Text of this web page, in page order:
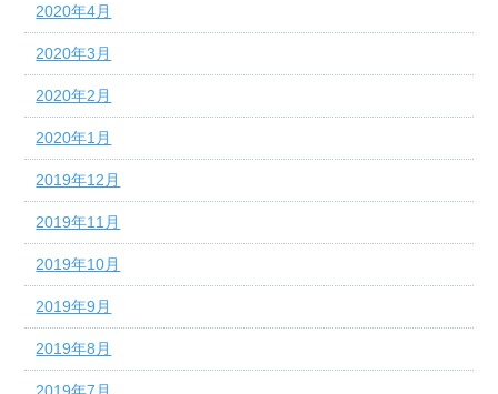
2020年4月
2020年3月
2020年2月
2020年1月
2019年12月
2019年11月
2019年10月
2019年9月
2019年8月
2019年7月